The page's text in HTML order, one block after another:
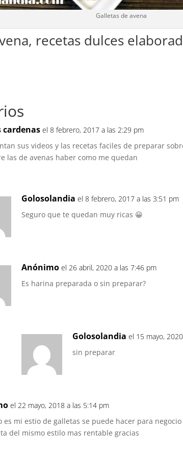
Galletas de avena
recetas dulces
cardenas el 8 febrero, 2017 a las 2:29 pm
sus videos y las recetas faciles de preparar
las de avenas haber como me quedan
Golosolandia el 8 febrero, 2017 a las 3:51 pm
Seguro que te quedan muy ricas 😀
Anónimo el 26 abril, 2020 a las 7:46 pm
Es harina preparada o sin preparar?
Golosolandia el 15 mayo,
sin preparar
el 22 mayo, 2018 a las 5:14 pm
es mi estio de galletas se puede hacer para
del mismo estilo mas rentable gracias